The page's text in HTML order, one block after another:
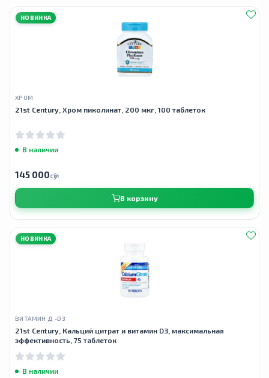
НОВИНКА
ХРОМ
21st Century, Хром пиколинат, 200 мкг, 100 таблеток
В наличии
145 000сӯм
В корзину
НОВИНКА
ВИТАМИН Д -D3
21st Century, Кальций цитрат и витамин D3, максимальная
эффективность, 75 таблеток
В наличии